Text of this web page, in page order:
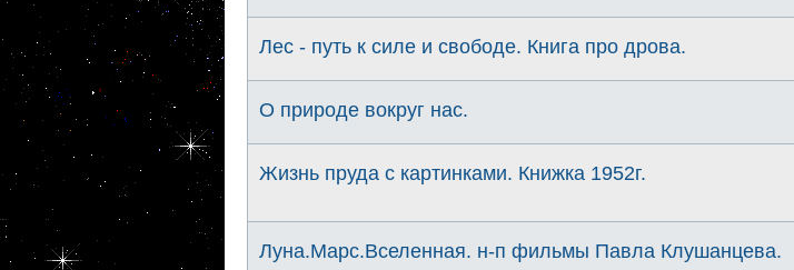
Лес - путь к силе и свободе. Книга про дрова.
О природе вокруг нас.
Жизнь пруда с картинками. Книжка 1952г.
Луна.Марс.Вселенная. н-п фильмы Павла Клушанцева.